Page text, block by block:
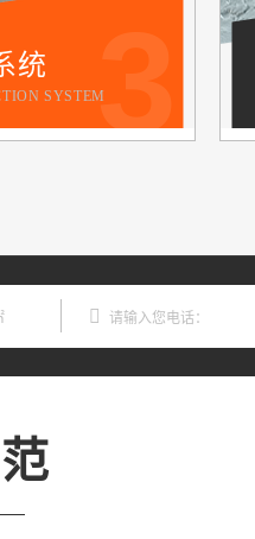
3
统
SYSTEM